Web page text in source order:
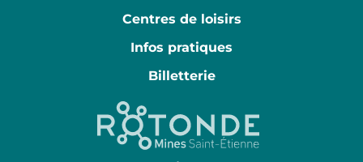
Centres de loisirs
Infos pratiques
Billetterie